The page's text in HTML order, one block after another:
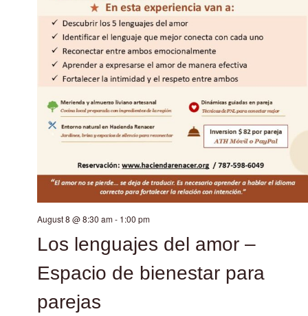
Los lenguajes del amor –
Espacio de bienestar para
parejas
August 8 @ 8:30 am- 1:00 pm